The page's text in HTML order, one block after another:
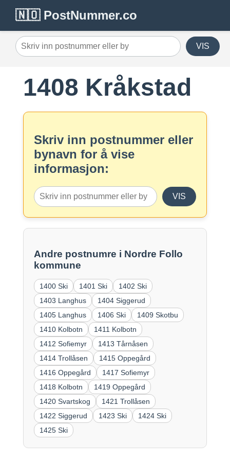
🇳🇴 PostNummer.co
VIS
1408 Kråkstad
Skriv inn postnummer eller
bynavn for å vise
informasjon:
VIS
Andre postnumre i Nordre Follo
kommune
1400 Ski 1401 Ski
1402 Ski
1403 Langhus
1404 Siggerud
1405 Langhus
1406 Ski
1409 Skotbu
1410 Kolbotn
1411 Kolbotn
1412 Sofiemyr
1413 Tårnåsen
1414 Trollåsen
1415 Oppegård
1416 Oppegård
1417 Sofiemyr
1418 Kolbotn
1419 Oppegård
1420 Svartskog
1421 Trollåsen
1422 Siggerud
1423 Ski
1424 Ski
1425 Ski